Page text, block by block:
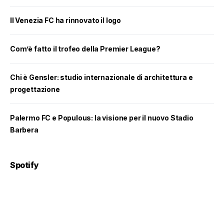
Il Venezia FC ha rinnovato il logo
Com’è fatto il trofeo della Premier League?
Chi è Gensler: studio internazionale di architettura e
progettazione
Palermo FC e Populous: la visione per il nuovo Stadio
Barbera
Spotify